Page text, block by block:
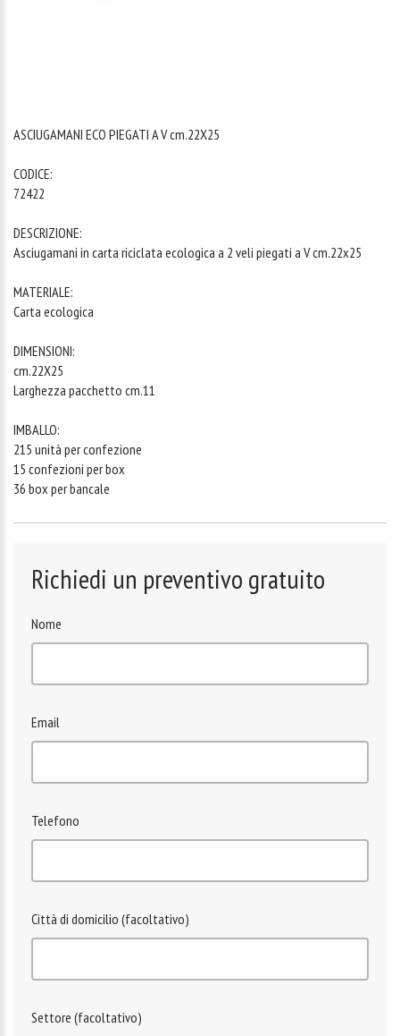
ASCIUGAMANI ECO PIEGATI A V cm.22X25
CODICE:
72422
DESCRIZIONE:
Asciugamani in carta riciclata ecologica a 2 veli piegati a V cm.22x25
MATERIALE:
Carta ecologica
DIMENSIONI:
cm.22X25
Larghezza pacchetto cm.11
IMBALLO:
215 unità per confezione
15 confezioni per box
36 box per bancale
Richiedi un preventivo gratuito
Nome
Email
Telefono
Città di domicilio (facoltativo)
Settore (facoltativo)